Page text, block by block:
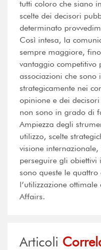
tutti coloro che siano
scelte dei decisori
determinato
Così intesa, la
sempre maggiore,
vantaggio competitivo
associazioni che
strategicamente nei
opinione e dei
non sono in grado di
Ampiezza degli
utilizzo, scelte
visione
perseguire gli obiettivi
sono queste le quattro
l’utilizzazione
Affairs.
Articoli